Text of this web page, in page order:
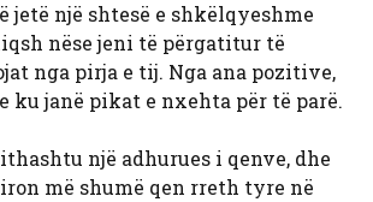
jetë një shtesë e shkëlqyeshme
nëse jeni të përgatitur të
nga pirja e tij. Nga ana pozitive,
ku janë pikat e nxehta për të parë.
një adhurues i qenve, dhe
më shumë qen rreth tyre në